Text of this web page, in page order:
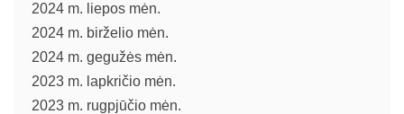
2024 m. liepos mėn.
2024 m. birželio mėn.
2024 m. gegužės mėn.
2023 m. lapkričio mėn.
2023 m. rugpjūčio mėn.